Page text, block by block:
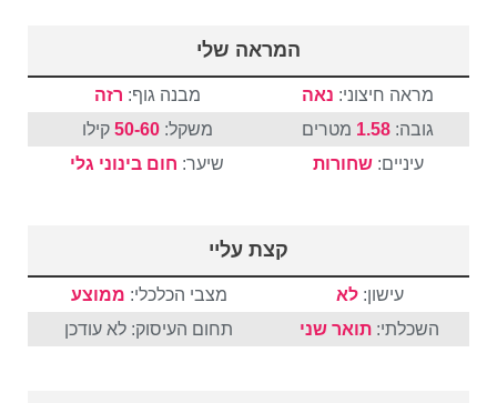
המראה שלי
מראה חיצוני: נאה מבנה גוף: רזה
גובה: 1.58 מטרים משקל:50-60 קילו
עיניים:שחורות שיער: חום בינוני גלי
קצת עליי
עישון:לא מצבי הכלכלי: ממוצע
השכלתי: תואר שני תחום העיסוק: לא עודכן